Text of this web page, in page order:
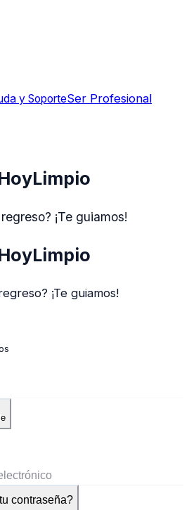
y SoporteSer Profesional
¡Te guiamos!
¡Te guiamos!
contraseña?